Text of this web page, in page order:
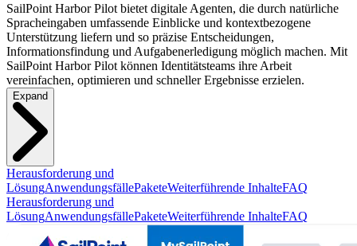
SailPoint Harbor Pilot bietet digitale Agenten, die durch natürliche
Spracheingaben umfassende Einblicke und kontextbezogene
Unterstützung liefern und so präzise Entscheidungen,
Informationsfindung und Aufgabenerledigung möglich machen. Mit
SailPoint Harbor Pilot können Identitätsteams ihre Arbeit
vereinfachen, optimieren und schneller Ergebnisse erzielen.
Expand
Herausforderung und
LösungAnwendungsfällePaketeWeiterführende InhalteFAQ
Herausforderung und
LösungAnwendungsfällePaketeWeiterführende InhalteFAQ